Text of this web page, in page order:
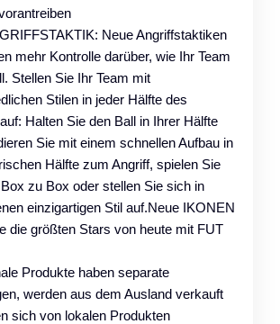
Neue Angriffstaktiken
mehr Kontrolle darüber, wie Ihr Team
Stellen Sie Ihr Team mit
Stilen in jeder Hälfte des
Halten Sie den Ball in Ihrer Hälfte
Sie mit einem schnellen Aufbau in
Hälfte zum Angriff, spielen Sie
zu Box oder stellen Sie sich in
einzigartigen Stil auf.Neue IKONEN
die größten Stars von heute mit FUT
Produkte haben separate
werden aus dem Ausland verkauft
sich von lokalen Produkten